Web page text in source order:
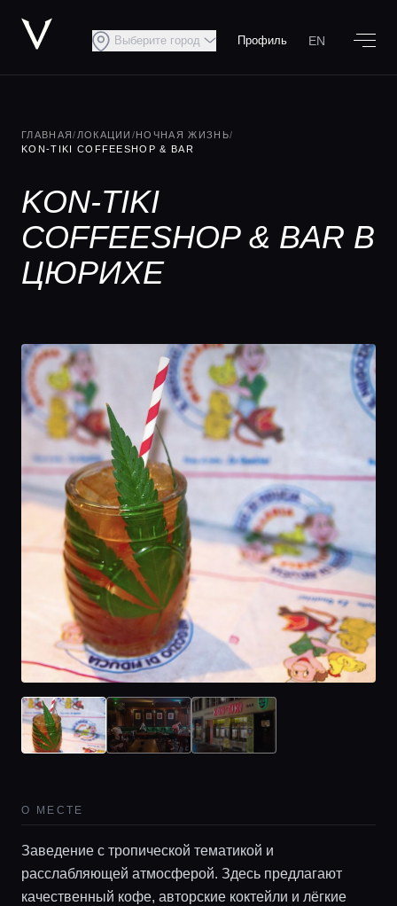
Выберите город Профиль EN
ГЛАВНАЯ/ ЛОКАЦИИ /НОЧНАЯ ЖИЗНЬ/
KON-TIKI COFFEESHOP & BAR
KON-TIKI
COFFEESHOP & BAR В
ЦЮРИХЕ
О МЕСТЕ
Заведение с тропической тематикой и
расслабляющей атмосферой. Здесь предлагают
качественный кофе, авторские коктейли и лёгкие